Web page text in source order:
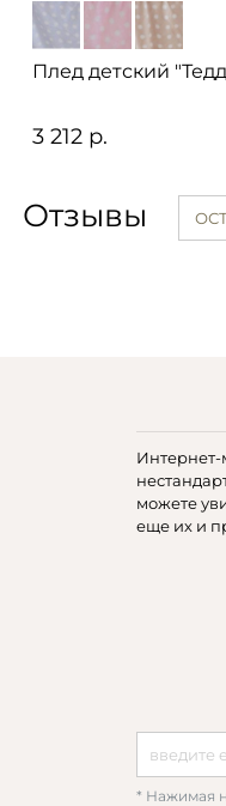
Плед детский
3 212 р.
Отзывы
можете
еще их и
* Нажимая